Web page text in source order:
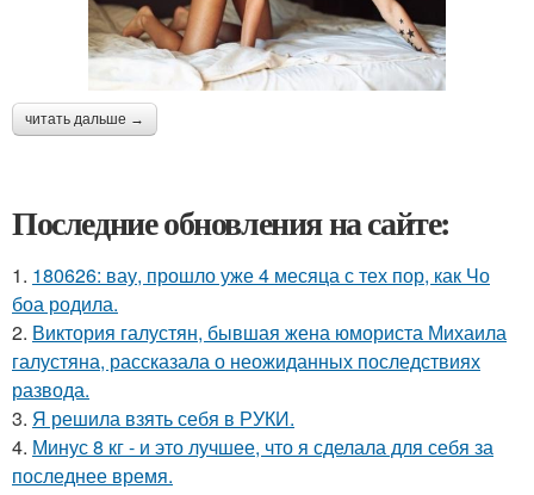
читать дальше →
Последние обновления на сайте:
1. 180626: вау, прошло уже 4 месяца с тех пор, как Чо
боа родила.
2. Виктория галустян, бывшая жена юмориста Михаила
галустяна, рассказала о неожиданных последствиях
развода.
3. Я решила взять себя в РУКИ.
4. Минус 8 кг - и это лучшее, что я сделала для себя за
последнее время.